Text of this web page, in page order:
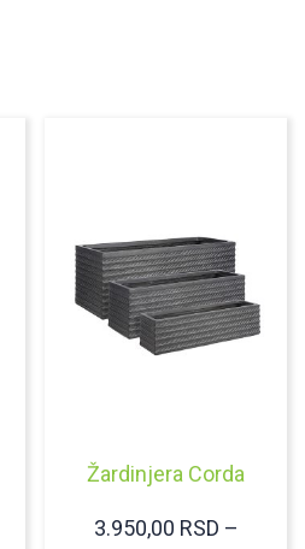
Žardinjera Corda
3.950,00 RSD –